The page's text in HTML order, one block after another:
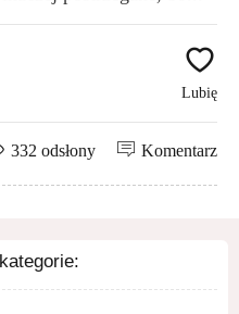
Lubię
Komentarz
332 odsłony